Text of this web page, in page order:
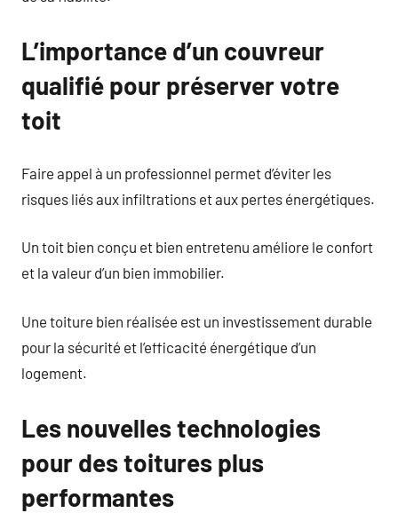
L’importance d’un couvreur
qualifié pour préserver votre
toit
Faire appel à un professionnel permet d’éviter les
risques liés aux infiltrations et aux pertes énergétiques.
Un toit bien conçu et bien entretenu améliore le confort
et la valeur d’un bien immobilier.
Une toiture bien réalisée est un investissement durable
pour la sécurité et l’efficacité énergétique d’un
logement.
Les nouvelles technologies
pour des toitures plus
performantes